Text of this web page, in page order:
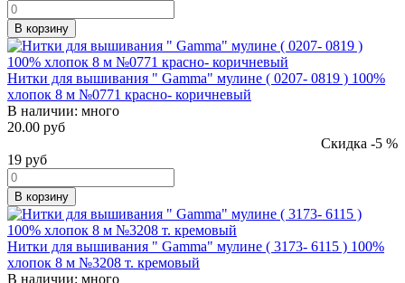
В корзину
Нитки для вышивания " Gamma" мулине ( 0207- 0819 ) 100%
хлопок 8 м №0771 красно- коричневый
В наличии: много
20.00 руб
Скидка -5 %
19 руб
В корзину
Нитки для вышивания " Gamma" мулине ( 3173- 6115 ) 100%
хлопок 8 м №3208 т. кремовый
В наличии: много